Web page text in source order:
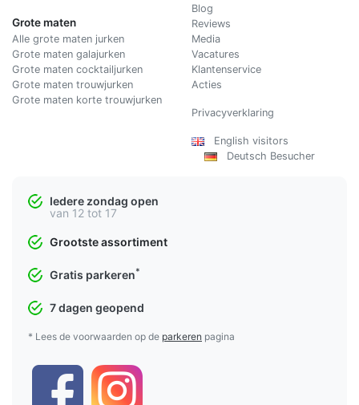
Grote maten
Alle grote maten jurken
Grote maten galajurken
Grote maten cocktailjurken
Grote maten trouwjurken
Grote maten korte trouwjurken
Blog
Reviews
Media
Vacatures
Klantenservice
Acties
Privacyverklaring
English visitors
Deutsch Besucher
Iedere zondag open
van 12 tot 17
Grootste assortiment
Gratis parkeren*
7 dagen geopend
* Lees de voorwaarden op de parkeren pagina